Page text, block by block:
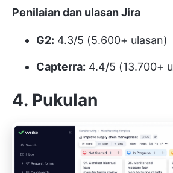
Penilaian dan ulasan Jira
G2: 4.3/5 (5.600+ ulasan)
Capterra: 4.4/5 (13.700+
4. Pukulan